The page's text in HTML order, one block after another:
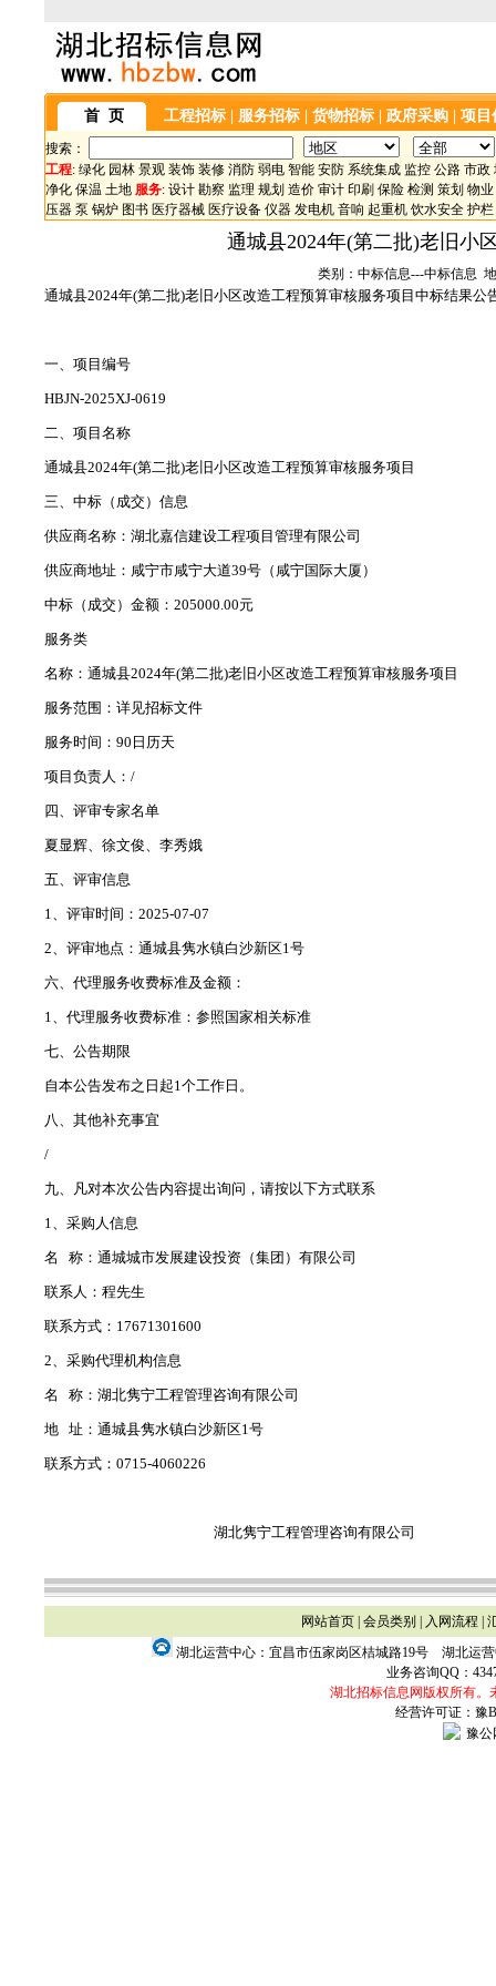
首 页 工程招标 服务招标 货物招标 政府采购 项目
搜索：
工程: 绿化 园林 景观 装饰 装修 消防 弱电 智能 安防 系统集成 监控 公路 市政
净化 保温 土地 服务: 设计 勘察 监理 规划 造价 审计 印刷 保险 检测 策划 物业
压器 泵 锅炉 图书 医疗器械 医疗设备 仪器 发电机 音响 起重机 饮水安全 护栏
通城县2024年(第二批)老旧小
类别：中标信息---中标信息
通城县2024年(第二批)老旧小区改造工程预算审核服务项目中标结果公
一、项目编号
HBJN-2025XJ-0619
二、项目名称
‌‌‌‌‌‌通城县2024年(第二批)老旧小区改造工程预算审核服务项目
三、中标（成交）信息
供应商名称：湖北嘉信建设工程项目管理有限公司
供应商地址：咸宁市咸宁大道39号（咸宁国际大厦）
中标（成交）金额：205000.00元
服务类
名称：‌‌‌‌‌‌通城县2024年(第二批)老旧小区改造工程预算审核服务项目
服务范围：详见招标文件
服务时间：90日历天
项目负责人：/
四、评审专家名单
夏显辉、徐文俊、李秀娥
五、评审信息
1、评审时间：2025-07-07
2、评审地点：通城县隽水镇白沙新区1号
六、代理服务收费标准及金额：
1、代理服务收费标准：参照国家相关标准
七、公告期限
自本公告发布之日起1个工作日。
八、其他补充事宜
/
九、凡对本次公告内容提出询问，请按以下方式联系
1、采购人信息
名 称：通城城市发展建设投资（集团）有限公司
联系人：程先生
联系方式：17671301600
2、采购代理机构信息
名 称：湖北隽宁工程管理咨询有限公司
地 址：通城县隽水镇白沙新区1号
联系方式：0715-4060226
湖北隽宁工程管理咨询有限公司
网站首页| 会员类别 入网流程
湖北运营中心：宜昌市伍家岗区桔城路19号 湖北运
业务咨询QQ：
湖北招标信息网版权所有。
经营许可证：豫
豫公